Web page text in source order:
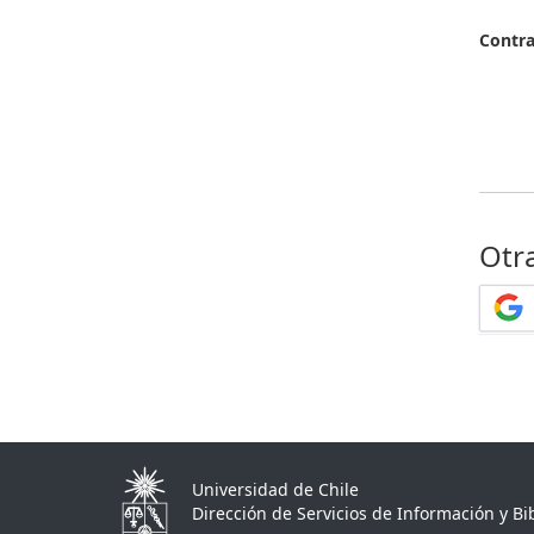
Universidad de Chile
Dirección de Servicios de Información y